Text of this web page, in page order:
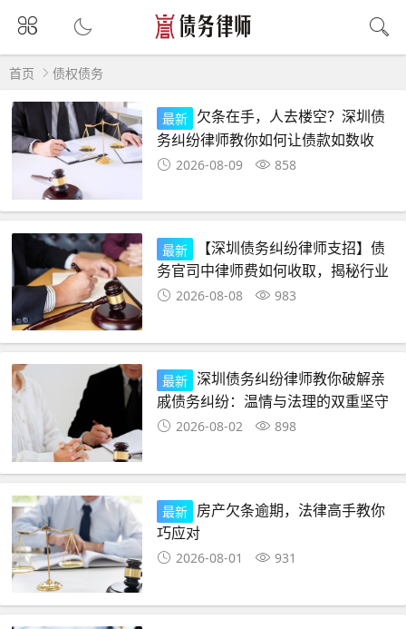
首页 债权债务
最新 欠条在手，人去楼空？深圳债
务纠纷律师教你如何让债款如数收
回！2026-08-09 858
最新
【深圳债务纠纷律师支招】债
务官司中律师费如何收取，揭秘行业
潜规则
2026-08-08 983
最新 深圳债务纠纷律师教你破解亲
戚债务纠纷：温情与法理的双重坚守
2026-08-02 898
最新 房产欠条逾期，法律高手教你
巧应对
2026-08-01 931